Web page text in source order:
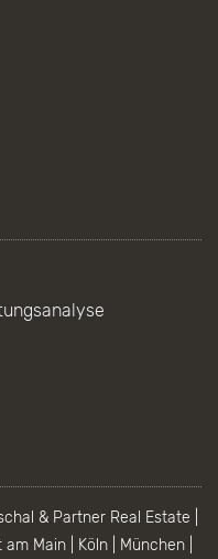
& Partner Real Estate |
Main | Köln | München |